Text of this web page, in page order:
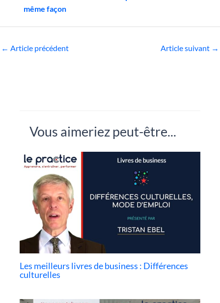
même façon
← Article précédent Article suivant →
Vous aimeriez peut-être...
Les meilleurs livres de business : Différences
culturelles